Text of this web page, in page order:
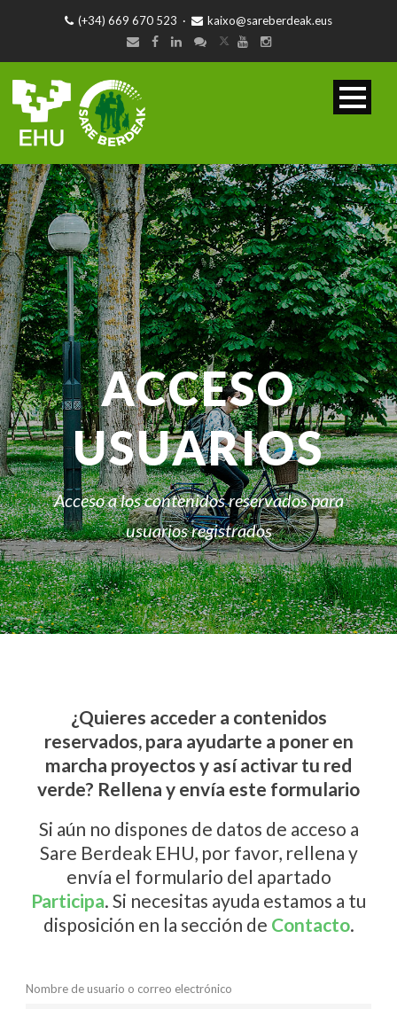
(+34) 669 670 523 · kaixo@sareberdeak.eus
ACCESO
USUARIOS
Acceso a los contenidos reservados para
usuarios registrados
¿Quieres acceder a contenidos
reservados, para ayudarte a poner en
marcha proyectos y así activar tu red
verde? Rellena y envía este formulario
Si aún no dispones de datos de acceso a
Sare Berdeak EHU, por favor, rellena y
envía el formulario del apartado
Participa. Si necesitas ayuda estamos a tu
disposición en la sección de Contacto.
Nombre de usuario o correo electrónico